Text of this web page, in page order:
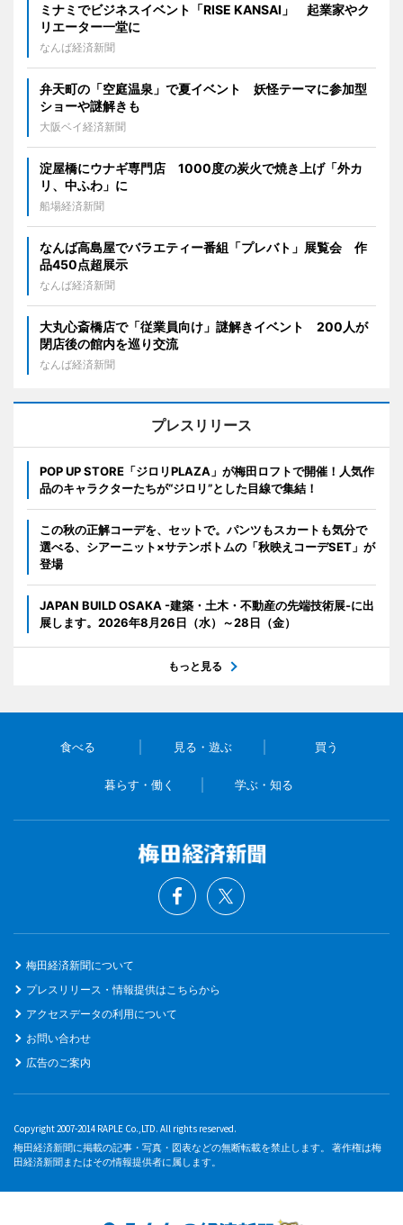
ミナミでビジネスイベント「RISE KANSAI」 起業家やク
リエーター一堂に
なんば経済新聞
弁天町の「空庭温泉」で夏イベント 妖怪テーマに参加型
ショーや謎解きも
大阪ベイ経済新聞
淀屋橋にウナギ専門店 1000度の炭火で焼き上げ「外カ
リ、中ふわ」に
船場経済新聞
なんば高島屋でバラエティー番組「プレバト」展覧会 作
品450点超展示
なんば経済新聞
大丸心斎橋店で「従業員向け」謎解きイベント 200人が
閉店後の館内を巡り交流
なんば経済新聞
プレスリリース
POP UP STORE「ジロリPLAZA」が梅田ロフトで開催！人気作
品のキャラクターたちが“ジロリ”とした目線で集結！
この秋の正解コーデを、セットで。パンツもスカートも気分で
選べる、シアーニット×サテンボトムの「秋映えコーデSET」が
登場
JAPAN BUILD OSAKA -建築・土木・不動産の先端技術展-に出
展します。2026年8月26日（水）～28日（金）
もっと見る
食べる 見る・遊ぶ 買う
暮らす・働く 学ぶ・知る
梅田経済新聞について
プレスリリース・情報提供はこちらから
アクセスデータの利用について
お問い合わせ
広告のご案内
Copyright 2007-2014 RAPLE Co.,LTD. All rights reserved.
梅田経済新聞に掲載の記事・写真・図表などの無断転載を禁止します。 著作権は梅
田経済新聞またはその情報提供者に属します。